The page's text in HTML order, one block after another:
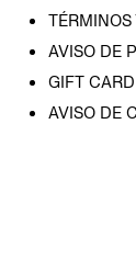
TÉRMINOS
AVISO DE
GIFT CARD
AVISO DE